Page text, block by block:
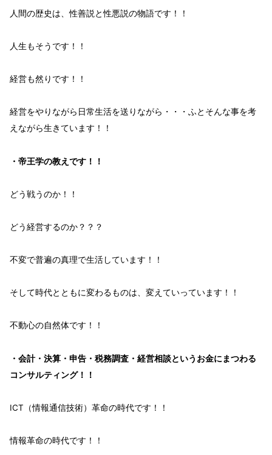
人間の歴史は、性善説と性悪説の物語です！！
人生もそうです！！
経営も然りです！！
経営をやりながら 日常生活を送りながら・・・ふと そんな事を考
えながら生きています！！
・帝王学の教えです！！
どう戦うのか！！
どう経営するのか？？？
不変で普遍の真理で生活しています！！
そして時代とともに変わるものは、 変えていっています！！
不動心の自然体です！！
・会計・決算・申告・税務調査・経営相談というお金にまつわる
コンサルティング！！
ICT（情報通信技術）革命の時代です！！
情報革命の時代です！！